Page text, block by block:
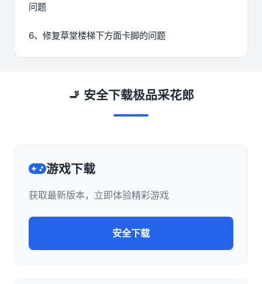
问题
6、修复草堂楼梯下方面卡脚的问题
🚬 安全下载极品采花郎
游戏下载
获取最新版本，立即体验精彩游戏
安全下载